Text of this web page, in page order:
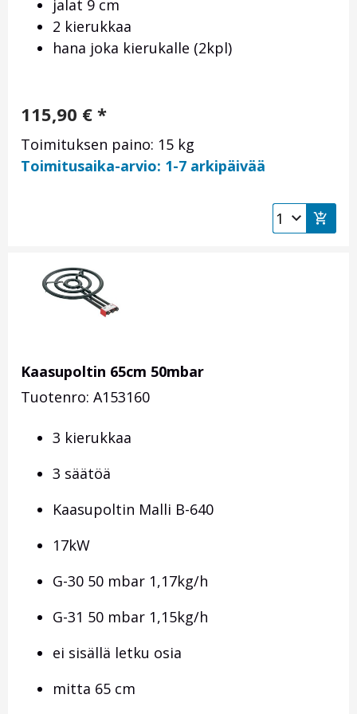
jalat 9 cm
2 kierukkaa
hana joka kierukalle (2kpl)
115,90 € *
Toimituksen paino: 15 kg
Toimitusaika-arvio: 1-7 arkipäivää
Kaasupoltin 65cm 50mbar
Tuotenro: A153160
3 kierukkaa
3 säätöä
Kaasupoltin Malli B-640
17kW
G-30 50 mbar 1,17kg/h
G-31 50 mbar 1,15kg/h
ei sisällä letku osia
mitta 65 cm